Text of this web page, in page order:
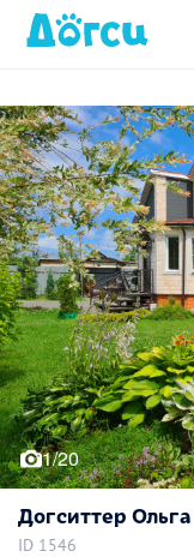
1/20
Догситтер
ID 1546